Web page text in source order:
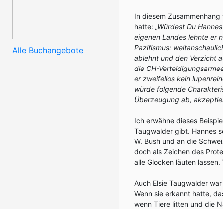
Alle Buchangebote
In diesem
hatte: „Würdest Du
eigenen Landes lehnte er
Pazifismus:
ablehnt und den Verzicht
die CH-
er zweifellos kein
würde folgende
Überzeugung ab,
Ich erwähne dieses
Taugwalder gibt. Hannes
W. Bush und an die
doch als Zeichen des
alle Glocken läuten
Auch Elsie Taugwalder
Wenn sie erkannt hatte,
wenn Tiere litten und die